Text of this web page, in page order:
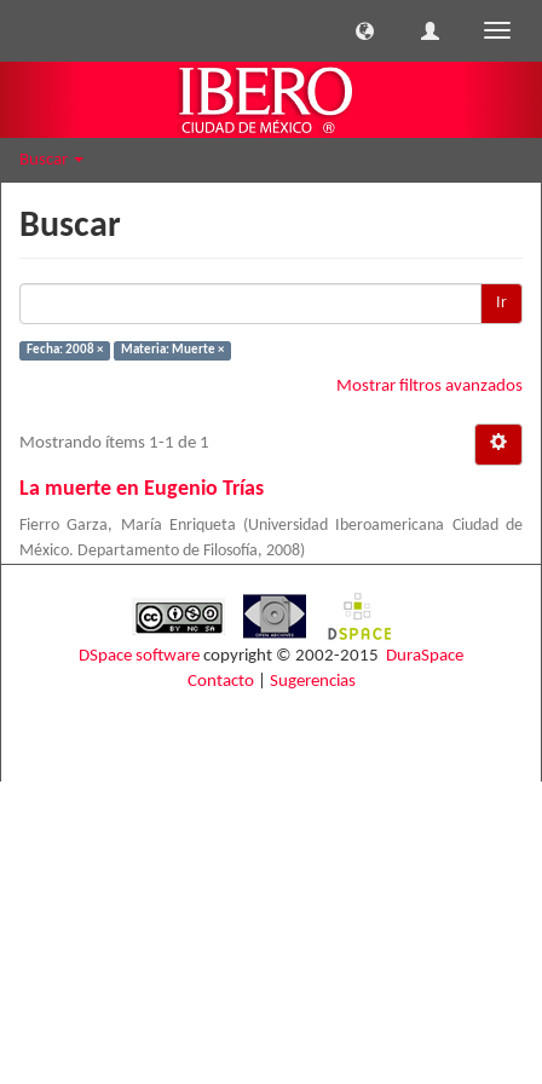
Buscar
Buscar
Ir
Fecha: 2008 × Materia: Muerte ×
Mostrar filtros avanzados
Mostrando ítems 1-1 de 1
La muerte en Eugenio Trías
Fierro Garza, María Enriqueta (Universidad Iberoamericana Ciudad de
México. Departamento de Filosofía, 2008)
DSpace software copyright © 2002-2015 DuraSpace
Contacto| Sugerencias